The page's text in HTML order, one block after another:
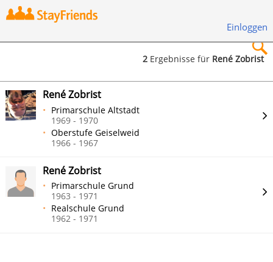
Einloggen
Suchen
2 Ergebnisse für René Zobrist
René Zobrist
Primarschule Altstadt
1969 - 1970
Oberstufe Geiselweid
1966 - 1967
René Zobrist
Primarschule Grund
1963 - 1971
Realschule Grund
1962 - 1971